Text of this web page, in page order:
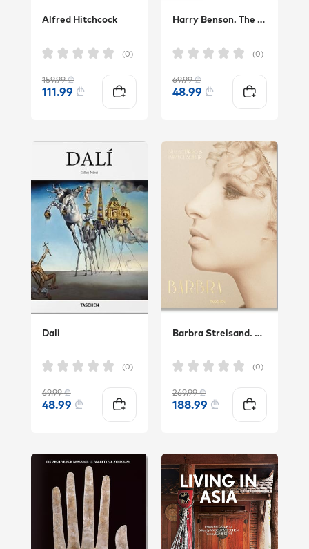
Alfred Hitchcock
(0)
159.99₾
111.99 ₾
Harry Benson. The Beatles
(0)
69.99₾
48.99 ₾
Dali
(0)
69.99₾
48.99 ₾
Barbra Streisand. Steve Schapiro & Lawrence Schiller
(0)
269.99₾
188.99 ₾